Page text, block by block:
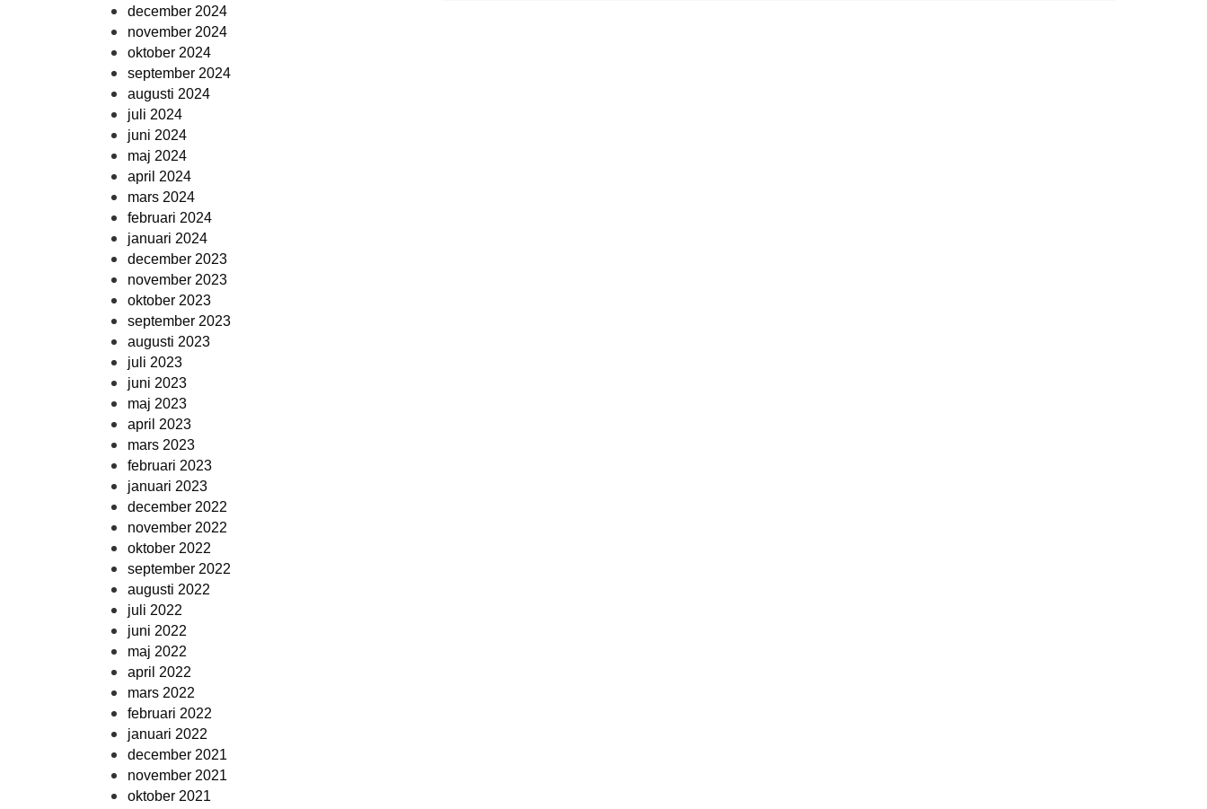
december 2024
november 2024
oktober 2024
september 2024
augusti 2024
juli 2024
juni 2024
maj 2024
april 2024
mars 2024
februari 2024
januari 2024
december 2023
november 2023
oktober 2023
september 2023
augusti 2023
juli 2023
juni 2023
maj 2023
april 2023
mars 2023
februari 2023
januari 2023
december 2022
november 2022
oktober 2022
september 2022
augusti 2022
juli 2022
juni 2022
maj 2022
april 2022
mars 2022
februari 2022
januari 2022
december 2021
november 2021
oktober 2021